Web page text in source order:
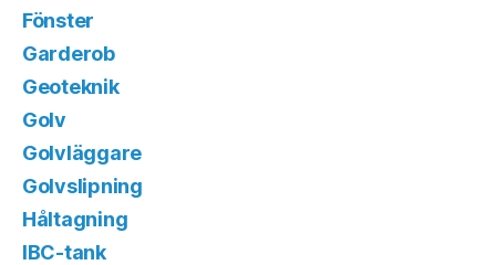
Fönster
Garderob
Geoteknik
Golv
Golvläggare
Golvslipning
Håltagning
IBC-tank